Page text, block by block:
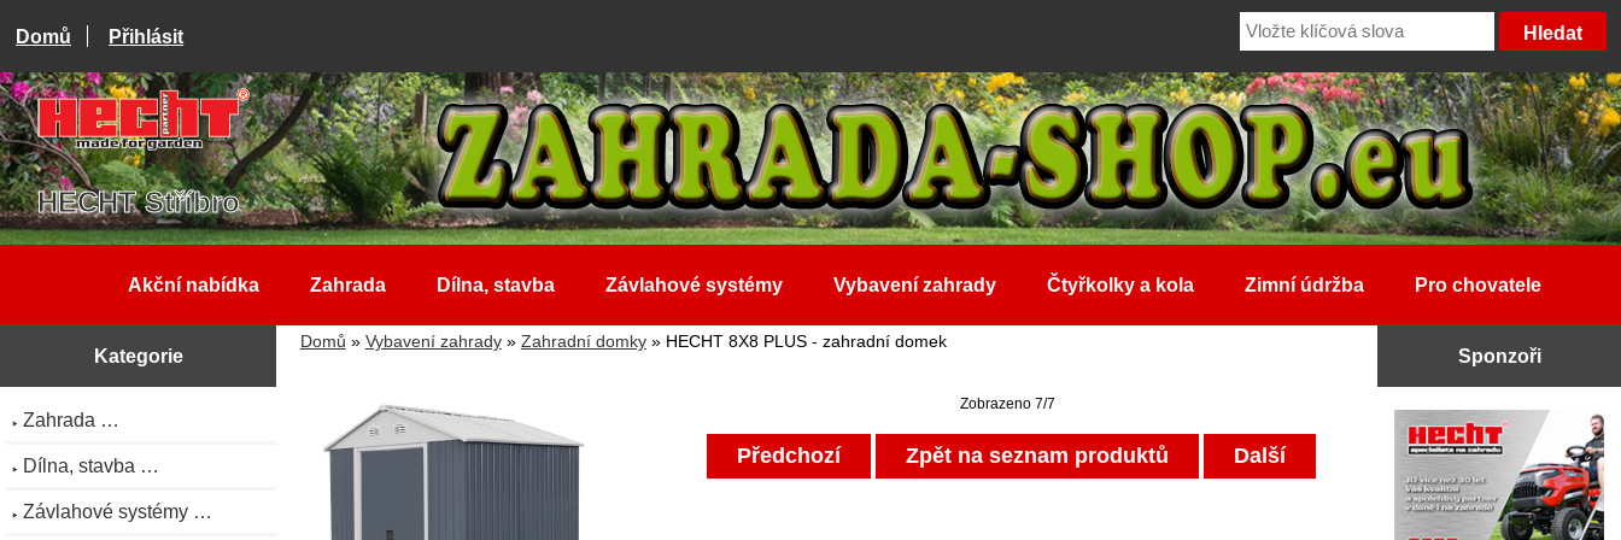
Domů Přihlásit
HECHT Stříbro
Akční nabídka Zahrada Dílna, stavba Závlahové systémy Vybavení zahrady Čtyřkolky a kola Zimní údržba Pro chovatele
Kategorie
Zahrada …
Dílna, stavba …
Závlahové systémy …
Domů » Vybavení zahrady» Zahradní domky» HECHT 8X8 PLUS - zahradní domek
Zobrazeno 7/7
Předchozí Zpět na seznam produktů Další
Sponzoři